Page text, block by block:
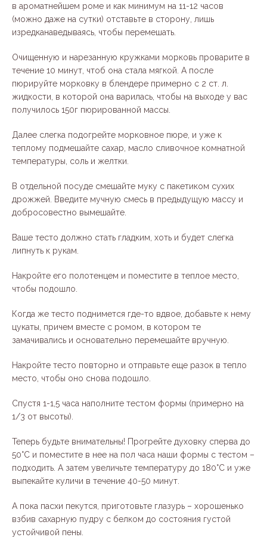
в ароматнейшем роме и как минимум на 11-12 часов
(можно даже на сутки) отставьте в сторону, лишь
изредканаведываясь, чтобы перемешать.
Очищенную и нарезанную кружками морковь проварите в
течение 10 минут, чтоб она стала мягкой. А после
пюрируйте морковку в блендере примерно с 2 ст. л.
жидкости, в которой она варилась, чтобы на выходе у вас
получилось 150г пюрированной массы.
Далее слегка подогрейте морковное пюре, и уже к
теплому подмешайте сахар, масло сливочное комнатной
температуры, соль и желтки.
В отдельной посуде смешайте муку с пакетиком сухих
дрожжей. Введите мучную смесь в предыдущую массу и
добросовестно вымешайте.
Ваше тесто должно стать гладким, хоть и будет слегка
липнуть к рукам.
Накройте его полотенцем и поместите в теплое место,
чтобы подошло.
Когда же тесто поднимется где-то вдвое, добавьте к нему
цукаты, причем вместе с ромом, в котором те
замачивались и основательно перемешайте вручную.
Накройте тесто повторно и отправьте еще разок в тепло
место, чтобы оно снова подошло.
Спустя 1-1,5 часа наполните тестом формы (примерно на
1/3 от высоты).
Теперь будьте внимательны! Прогрейте духовку сперва до
50°С и поместите в нее на пол часа наши формы с тестом –
подходить. А затем увеличьте температуру до 180°С и уже
выпекайте куличи в течение 40-50 минут.
А пока пасхи пекутся, приготовьте глазурь – хорошенько
взбив сахарную пудру с белком до состояния густой
устойчивой пены.